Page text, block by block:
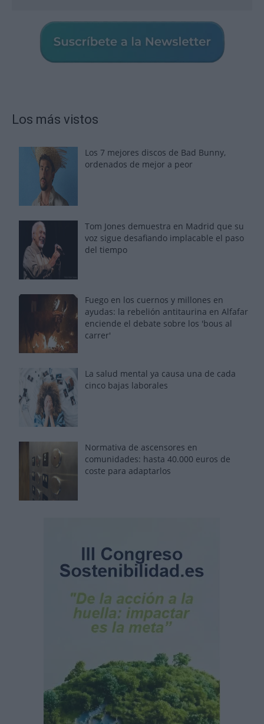
Los más vistos
Los 7 mejores discos de Bad Bunny,
ordenados de mejor a peor
Tom Jones demuestra en Madrid que su
voz sigue desafiando implacable el paso
del tiempo
Fuego en los cuernos y millones en
ayudas: la rebelión antitaurina en Alfafar
enciende el debate sobre los 'bous al
carrer'
La salud mental ya causa una de cada
cinco bajas laborales
Normativa de ascensores en
comunidades: hasta 40.000 euros de
coste para adaptarlos